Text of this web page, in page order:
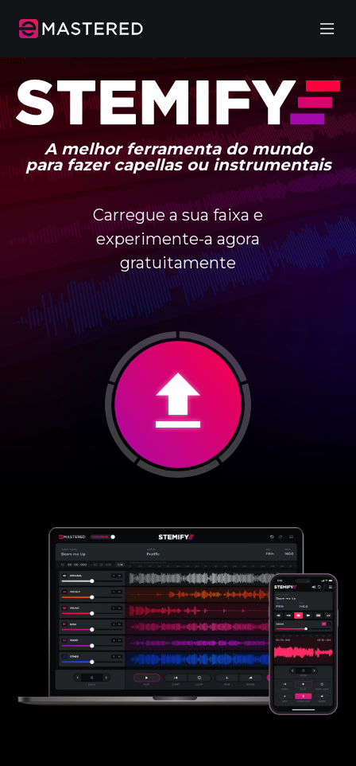
A melhor ferramenta do mundo
para fazer capellas ou instrumentais
Carregue a sua faixa e
experimente-a agora
gratuitamente